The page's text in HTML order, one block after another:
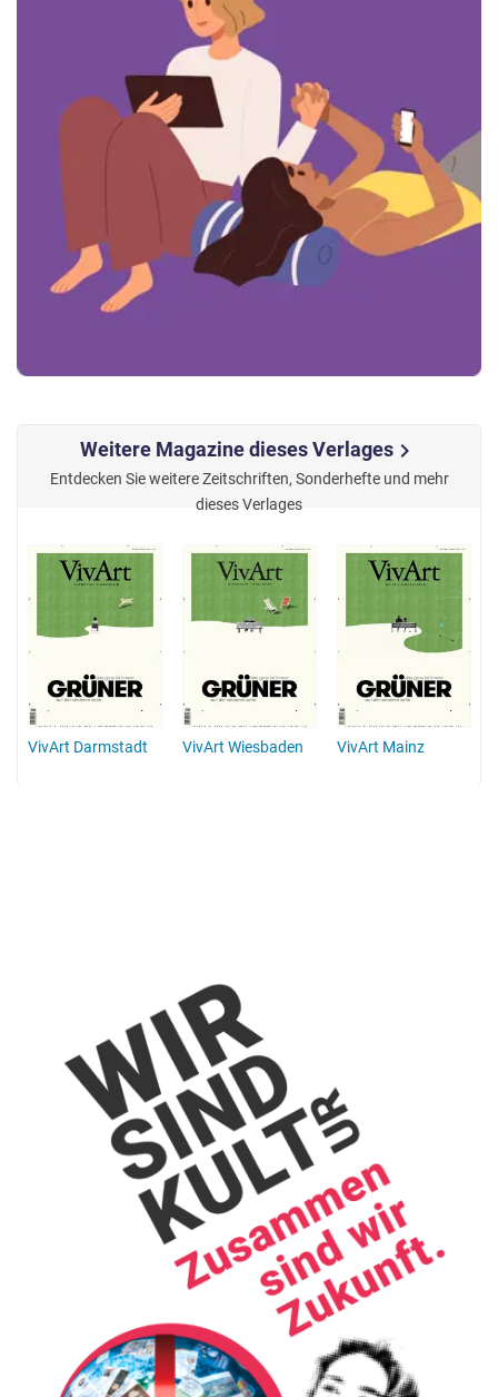
Weitere Magazine dieses Verlageschevron_right
Entdecken Sie weitere Zeitschriften, Sonderhefte und mehr
dieses Verlages
VivArt Darmstadt VivArt Wiesbaden VivArt Mainz